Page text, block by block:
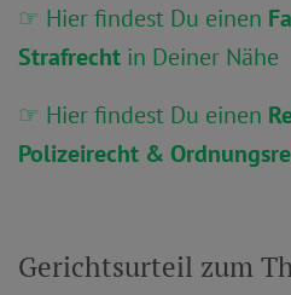
☞ Hier findest Du einen
Strafrecht in Deiner Nähe
☞ Hier findest Du einen
Polizeirecht &
Gerichtsurteil zum